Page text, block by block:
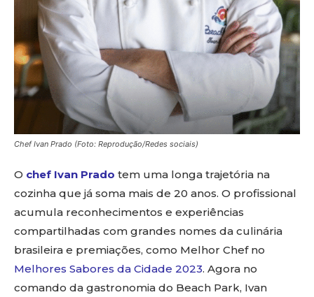
Chef Ivan Prado (Foto: Reprodução/Redes sociais)
O chef Ivan Prado tem uma longa trajetória na
cozinha que já soma mais de 20 anos. O profissional
acumula reconhecimentos e experiências
compartilhadas com grandes nomes da culinária
brasileira e premiações, como Melhor Chef no
Melhores Sabores da Cidade 2023. Agora no
comando da gastronomia do Beach Park, Ivan